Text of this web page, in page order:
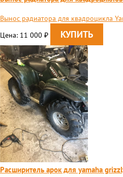
Вынос радиатора для квадроцикла
Цена: 11 000 ₽
Расширитель арок для yamaha